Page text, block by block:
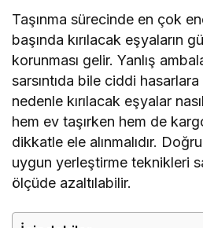
Taşınma sürecinde en çok
başında kırılacak eşyaların
korunması gelir. Yanlış
sarsıntıda bile ciddi
nedenle kırılacak eşyalar
hem ev taşırken hem de
dikkatle ele alınmalıdır.
uygun yerleştirme teknikleri
ölçüde azaltılabilir.